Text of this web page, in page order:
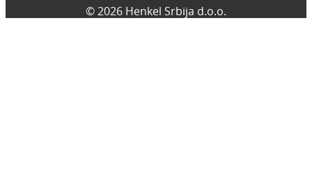
© 2026 Henkel Srbija d.o.o.